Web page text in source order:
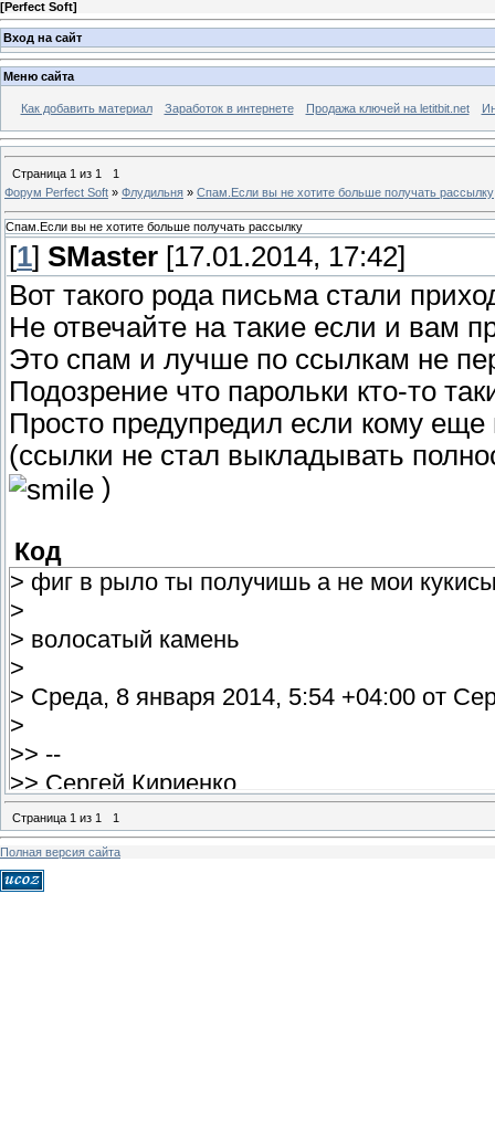
[Perfect Soft]
Вход на сайт
Меню сайта
Как добавить материал Заработок в интернете Продажа ключей на letitbit.net
Страница 1 из 1
1
Форум Perfect Soft » Флудильня » Спам.Если вы не хотите больше получать рассылку
Спам.Если вы не хотите больше получать рассылку
[1] SMaster [17.01.2014, 17:42]
Вот такого рода письма стали
Не отвечайте на такие если и вам
Это спам и лучше по ссылкам не
Подозрение что парольки кто-то
Просто предупредил если кому
(ссылки не стал выкладывать
)
Код
> фиг в рыло ты получишь а не мои
>
> волосатый камень
>
> Среда, 8 января 2014, 5:54 +04:00 от
>
>> --
>> Сергей Кириенко
>>
>> Вы получили это письмо, так как
>>
>> Если вы не хотите больше получать
Страница 1 из 1 1
Полная версия сайта